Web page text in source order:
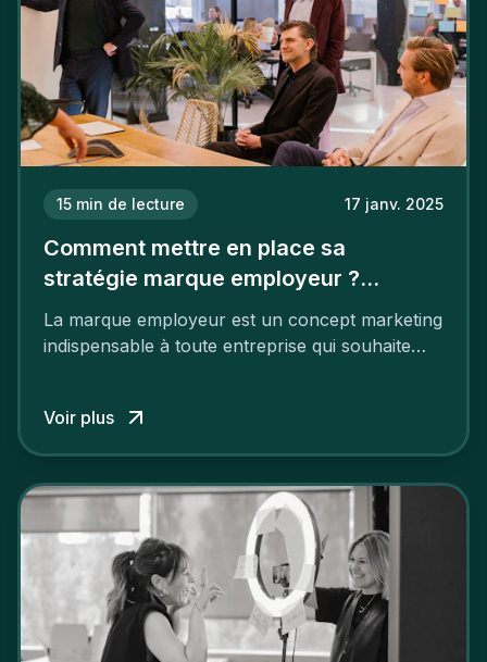
15 min de lecture 17 janv. 2025
Comment mettre en place sa
stratégie marque employeur ?
Découvrez les 7 étapes
La marque employeur est un concept marketing
indispensable à toute entreprise qui souhaite
employeur solide et positive sont évidentes, ce
travail, pour qu’il soit réussi, ne peut se faire en
mettre en œuvre un certain nombre d’actions.
Voir plus